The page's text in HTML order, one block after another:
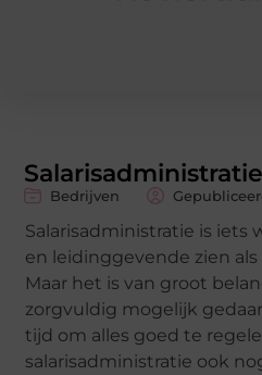
Salarisadministratie
Bedrijven
Salarisadministratie is iets
en leidinggevende zien
Maar het is van groot
zorgvuldig mogelijk
tijd om alles goed te
salarisadministratie ook